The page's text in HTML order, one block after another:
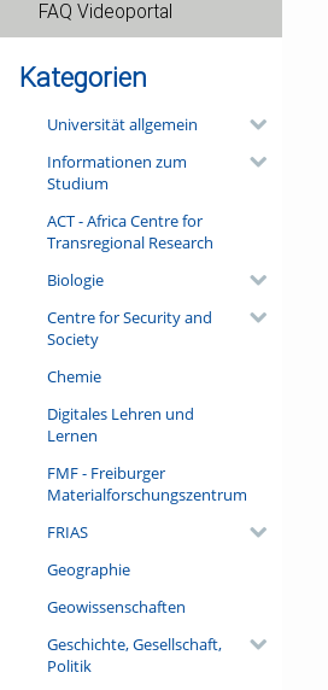
FAQ Videoportal
Kategorien
Universität allgemein
Informationen zum
Studium
ACT - Africa Centre for
Transregional Research
Biologie
Centre for Security and
Society
Chemie
Digitales Lehren und
Lernen
FMF - Freiburger
Materialforschungszentrum
FRIAS
Geographie
Geowissenschaften
Geschichte, Gesellschaft,
Politik